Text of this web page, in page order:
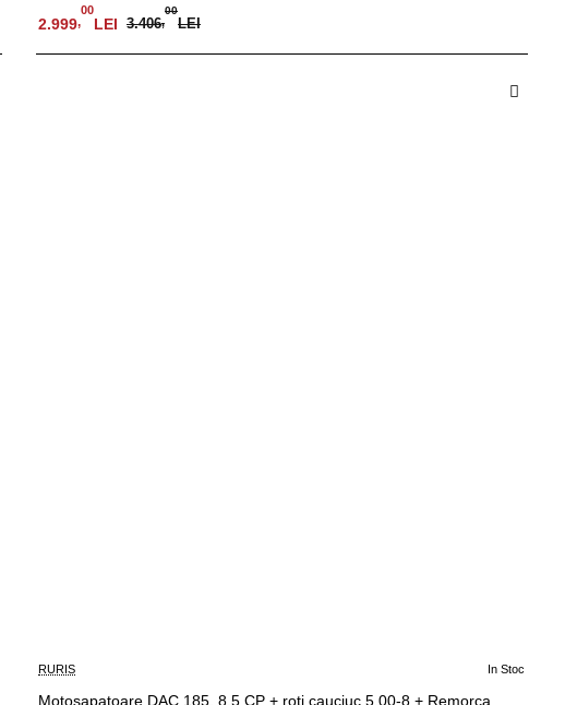
2.999,
00
LEI 3.406,
00
LEI
-10%
RURIS In Stoc
Motosapatoare DAC 185, 8.5 CP + roti cauciuc 5.00-8 + Remorca